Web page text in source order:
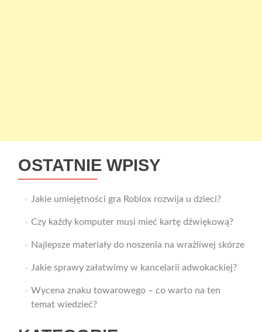
OSTATNIE WPISY
Jakie umiejętności gra Roblox rozwija u dzieci?
Czy każdy komputer musi mieć kartę dźwiękową?
Najlepsze materiały do noszenia na wrażliwej skórze
Jakie sprawy załatwimy w kancelarii adwokackiej?
Wycena znaku towarowego – co warto na ten
temat wiedzieć?